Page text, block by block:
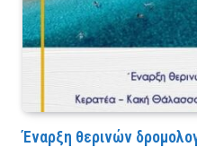
Έναρξη θερινών